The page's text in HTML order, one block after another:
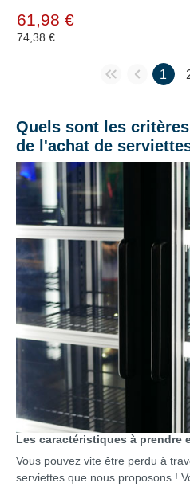
61,98 €
74,38 €
1
Quels sont les
de l'achat de
Les caractéristiques à prendre
Vous pouvez vite être perdu à
serviettes que nous proposons !